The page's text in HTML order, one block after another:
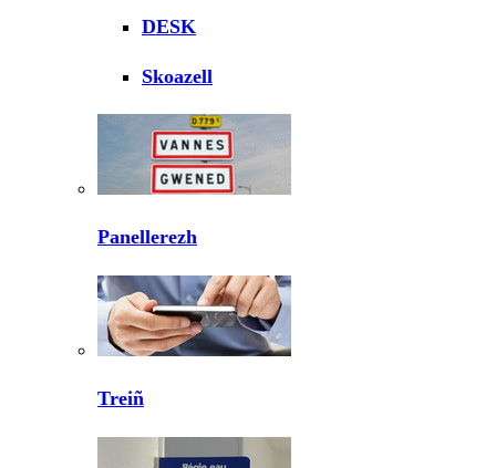
DESK
Skoazell
Panellerezh
Treiñ